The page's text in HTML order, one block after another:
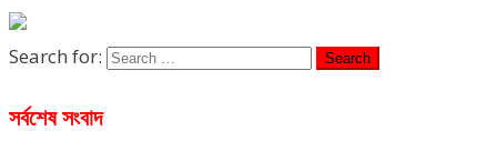
Search for:
সর্বশেষ সংবাদ